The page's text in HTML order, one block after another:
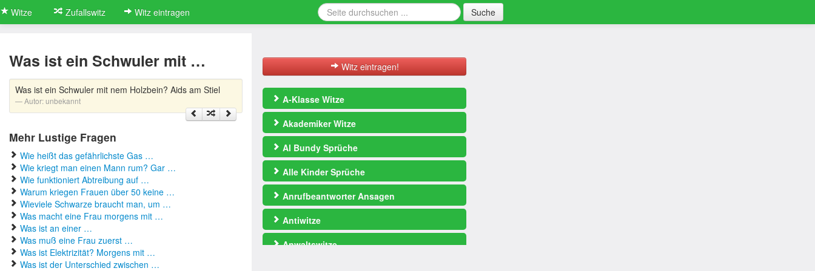
Witze Zufallswitz Witz eintragen Suche
Was ist ein Schwuler mit …
Was ist ein Schwuler mit nem Holzbein? Aids am Stiel
Autor:unbekannt
Mehr Lustige Fragen
Wie heißt das gefährlichste Gas …
Wie kriegt man einen Mann rum? Gar …
Wie funktioniert Abtreibung auf …
Warum kriegen Frauen über 50 keine …
Wieviele Schwarze braucht man, um …
Was macht eine Frau morgens mit …
Was ist an einer …
Was muß eine Frau zuerst …
Was ist Elektrizität? Morgens mit …
Was ist der Unterschied zwischen …
Witz eintragen!
A-Klasse Witze
Akademiker Witze
Al Bundy Sprüche
Alle Kinder Sprüche
Anrufbeantworter Ansagen
Antiwitze
Anwaltswitze